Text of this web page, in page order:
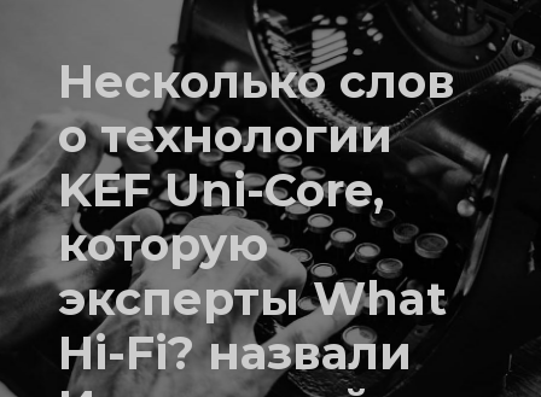
Несколько слов
о технологии
KEF Uni-Core,
которую
эксперты What
Hi-Fi? назвали